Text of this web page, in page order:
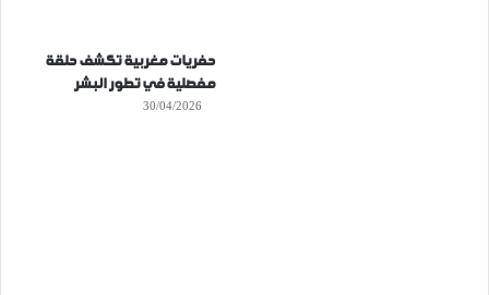
حفريات مغربية تكشف حلقة
مفصلية في تطور البشر
30/04/2026